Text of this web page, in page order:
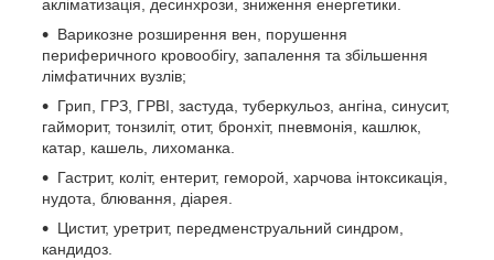
акліматизація, десинхрози, зниження енергетики.
Варикозне розширення вен, порушення
периферичного кровообігу, запалення та збільшення
лімфатичних вузлів;
Грип, ГРЗ, ГРВІ, застуда, туберкульоз, ангіна, синусит,
гайморит, тонзиліт, отит, бронхіт, пневмонія, кашлюк,
катар, кашель, лихоманка.
Гастрит, коліт, ентерит, геморой, харчова інтоксикація,
нудота, блювання, діарея.
Цистит, уретрит, передменструальний синдром,
кандидоз.